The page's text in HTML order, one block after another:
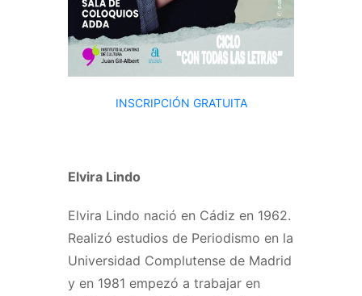
INSCRIPCIÓN GRATUITA
Elvira Lindo
Elvira Lindo nació en Cádiz en 1962.
Realizó estudios de Periodismo en la
Universidad Complutense de Madrid
y en 1981 empezó a trabajar en